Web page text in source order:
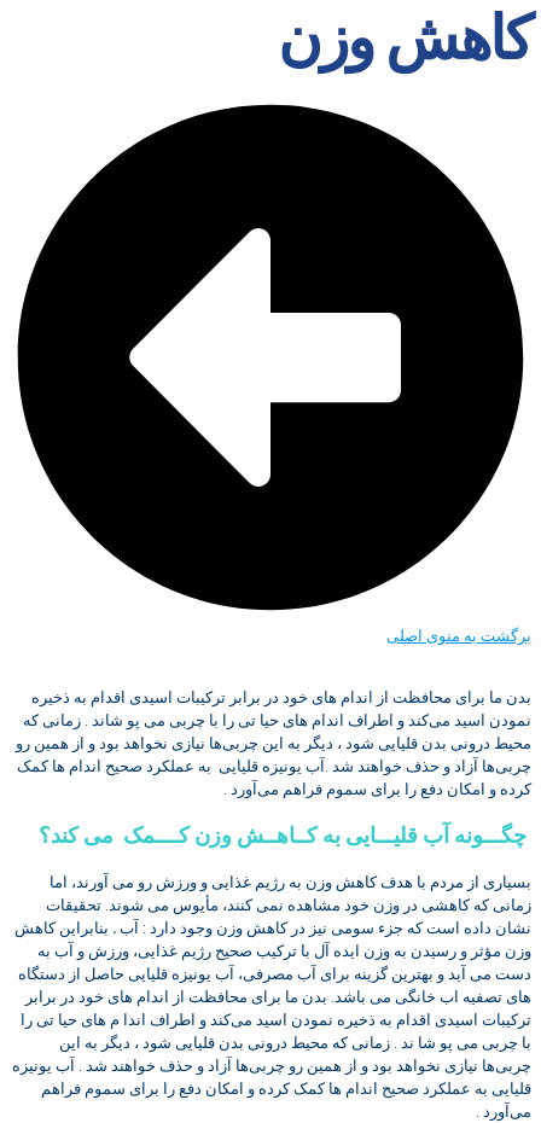
کاهش وزن
برگشت به منوی اصلی
بدن ما برای محافظت از اندام‌ های خود در برابر ترکیبات اسیدی اقدام به ذخیره
نمودن اسید می‌کند و اطراف اندام ‌های حیا تی را با چربی می‌ پو شاند . زمانی که
محیط درونی بدن قلیایی شود ، دیگر به این چربی‌ها نیازی نخواهد بود و از همین رو
چربی‌ها آزاد و حذف خواهند شد .آب یونیزه قلیایی به عملکرد صحیح اندام‌ ها کمک
کرده و امکان دفع را برای سموم فراهم می‌آورد .
چگـــونه آب قلیـــایی به کــاهــش وزن کــــمک می کند؟
بسیاری از مردم با هدف کاهش وزن به رژیم غذایی و ورزش رو می آورند، اما
زمانی که کاهشی در وزن خود مشاهده نمی کنند، مأیوس می شوند. تحقیقات
نشان داده است که جزء سومی نیز در کاهش وزن وجود دارد : آب. بنابراین کاهش
وزن مؤثر و رسیدن به وزن ایده آل با ترکیب صحیح رژیم غذایی، ورزش و آب به
دست می آید و بهترین گزینه برای آب مصرفی، آب یونیزه قلیایی حاصل از دستگاه
های تصفیه اب خانگی می باشد. بدن ما برای محافظت از اندام‌ های خود در برابر
ترکیبات اسیدی اقدام به ذخیره نمودن اسید می‌کند و اطراف اندا م ‌های حیا تی را
با چربی می‌ پو شا ند . زمانی که محیط درونی بدن قلیایی شود ، دیگر به این
چربی‌ها نیازی نخواهد بود و از همین رو چربی‌ها آزاد و حذف خواهند شد . آب یونیزه
قلیایی به عملکرد صحیح اندام‌ ها کمک کرده و امکان دفع را برای سموم فراهم
می‌آورد .